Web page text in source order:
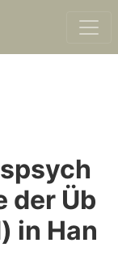
der Üb
in Han